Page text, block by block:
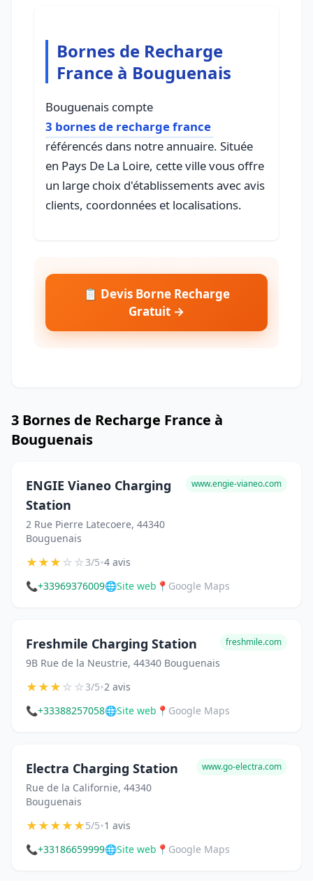
Bornes de Recharge
France à Bouguenais
Bouguenais compte
3 bornes de recharge france
référencés dans notre annuaire. Située
en Pays De La Loire, cette ville vous offre
un large choix d'établissements avec avis
clients, coordonnées et localisations.
📋 Devis Borne Recharge
Gratuit →
3 Bornes de Recharge France à
Bouguenais
ENGIE Vianeo Charging
Station
2 Rue Pierre Latecoere, 44340
Bouguenais
www.engie-vianeo.com
★★★☆☆3/5•4 avis
📞+33969376009🌐Site web 📍 Google Maps
Freshmile Charging Station
9B Rue de la Neustrie, 44340 Bouguenais
freshmile.com
★★★☆☆3/5•2 avis
📞+33388257058🌐Site web 📍 Google Maps
Electra Charging Station
Rue de la Californie, 44340
Bouguenais
www.go-electra.com
★★★★★5/5•1 avis
📞+33186659999🌐Site web 📍 Google Maps